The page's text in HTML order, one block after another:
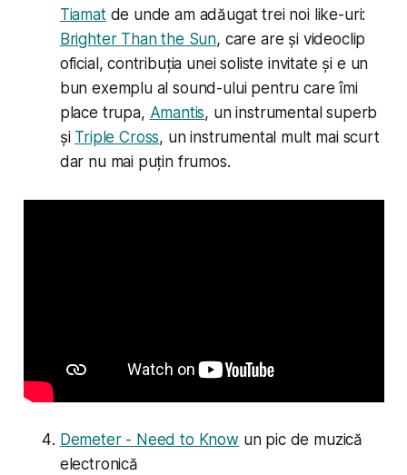
Tiamatde unde am adăugat trei noi like-uri:
Brighter Than the Sun, care are și videoclip
oficial, contribuția unei soliste invitate și e un
bun exemplu al sound-ului pentru care îmi
place trupa, Amantis, un instrumental superb
și Triple Cross, un instrumental mult mai scurt
dar nu mai puțin frumos.
Demeter - Need to Knowun pic de muzică
electronică